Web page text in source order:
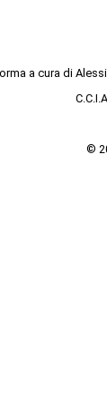
a cura di
©